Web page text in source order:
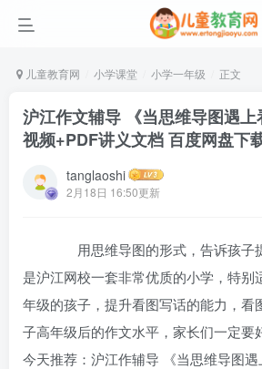
儿童教育网 小学课堂 小学一年级 正文
沪江作文辅导 《当思维导图遇
视频+PDF讲义文档 百度网盘下
tanglaoshi
2月18日 16:50更新
用思维导图的形式，告诉孩子
是沪江网校一套非常优质的小学，特别
年级的孩子，提升看图写话的能力，看
子高年级后的作文水平，家长们一定要
今天推荐：沪江作辅导 《当思维导图